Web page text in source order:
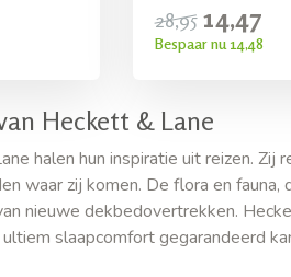
28,95 14,47
Bespaar nu 14,48
Heckett & Lane
halen hun inspiratie uit reizen.
waar zij komen. De flora en
nieuwe dekbedovertrekken.
slaapcomfort gegarandeerd